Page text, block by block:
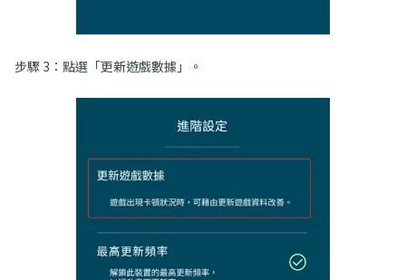
步驟 3：點選「更新遊戲數據」。